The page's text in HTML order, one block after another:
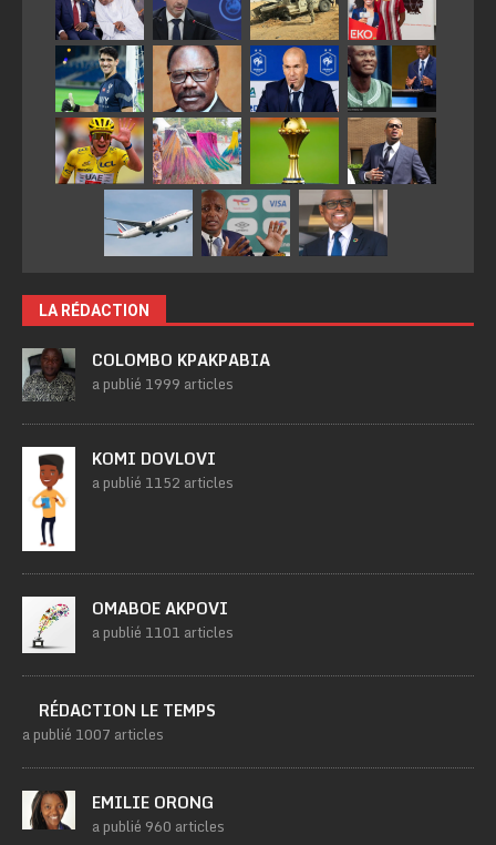
LA RÉDACTION
COLOMBO KPAKPABIA
a publié 1999 articles
KOMI DOVLOVI
a publié 1152 articles
OMABOE AKPOVI
a publié 1101 articles
RÉDACTION LE TEMPS
a publié 1007 articles
EMILIE ORONG
a publié 960 articles